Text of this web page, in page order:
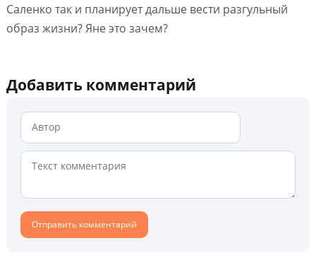
Саленко так и планирует дальше вести разгульный
образ жизни? Яне это зачем?
Добавить комментарий